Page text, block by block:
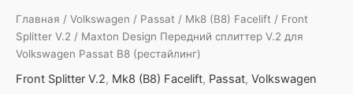
Главная / Volkswagen / Passat / Mk8 (B8) Facelift / Front
Splitter V.2 / Maxton Design Передний сплиттер V.2 для
Volkswagen Passat B8 (рестайлинг)
Front Splitter V.2, Mk8 (B8) Facelift, Passat, Volkswagen